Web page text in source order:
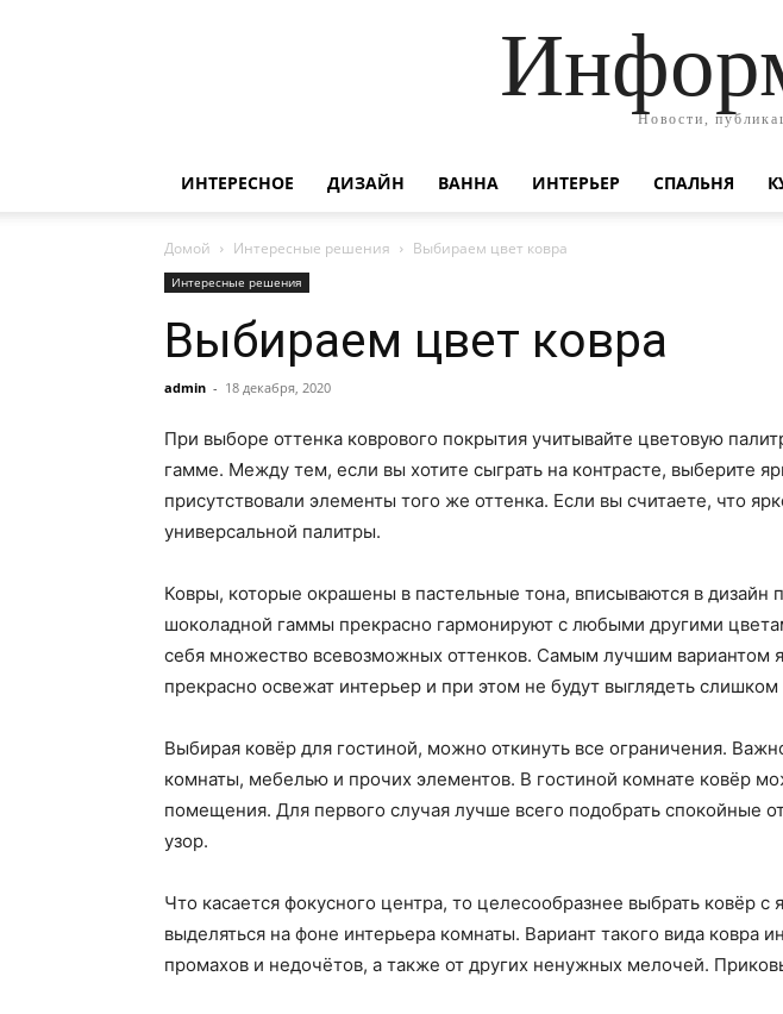
Новости,
ИНТЕРЕСНОЕ ДИЗАЙН ВАННА ИНТЕРЬЕР СПАЛЬНЯ
Домой Интересные решения Выбираем цвет ковра
Интересные решения
Выбираем цвет ковра
admin - 18 декабря, 2020
При выборе оттенка коврового покрытия учитывайте цветовую
гамме. Между тем, если вы хотите сыграть на контрасте, выберите
присутствовали элементы того же оттенка. Если вы считаете, что
универсальной палитры.
Ковры, которые окрашены в пастельные тона, вписываются в
шоколадной гаммы прекрасно гармонируют с любыми другими
себя множество всевозможных оттенков. Самым лучшим вариантом
прекрасно освежат интерьер и при этом не будут выглядеть
Выбирая ковёр для гостиной, можно откинуть все ограничения.
комнаты, мебелью и прочих элементов. В гостиной комнате ковёр
помещения. Для первого случая лучше всего подобрать спокойные
узор.
Что касается фокусного центра, то целесообразнее выбрать ковёр
выделяться на фоне интерьера комнаты. Вариант такого вида
промахов и недочётов, а также от других ненужных мелочей.